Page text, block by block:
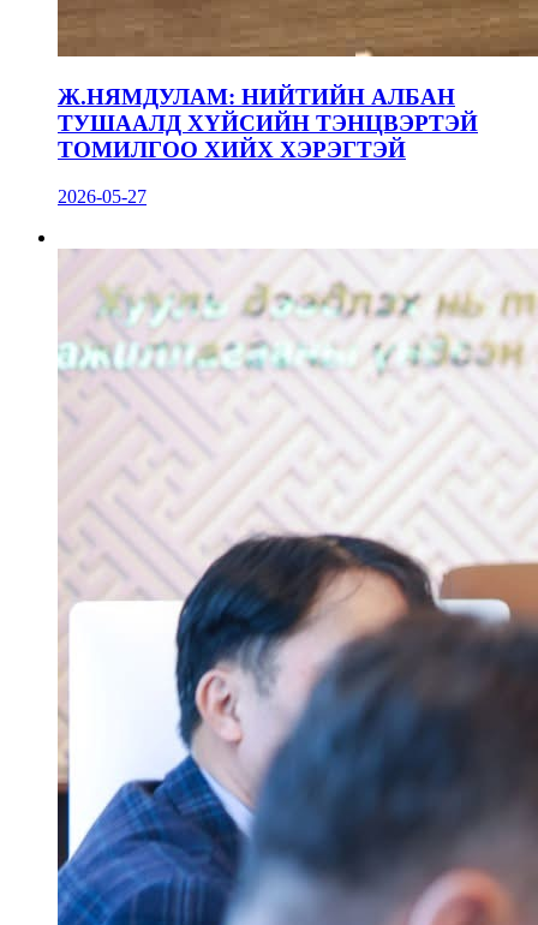
Ж.НЯМДУЛАМ: НИЙТИЙН АЛБАН
ТУШААЛД ХҮЙСИЙН ТЭНЦВЭРТЭЙ
ТОМИЛГОО ХИЙХ ХЭРЭГТЭЙ
2026-05-27